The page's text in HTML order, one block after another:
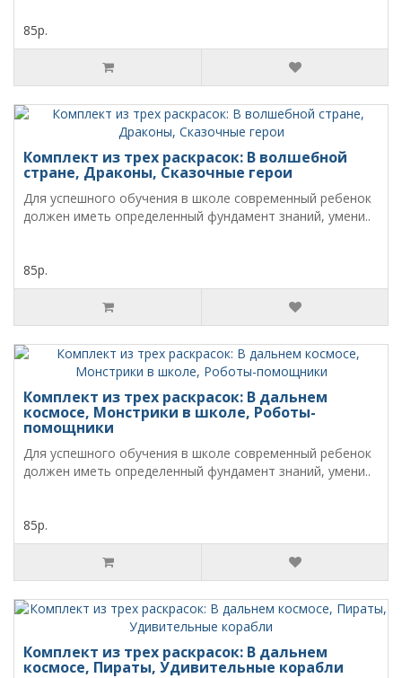
85р.
Комплект из трех раскрасок: В волшебной
стране, Драконы, Сказочные герои
Для успешного обучения в школе современный ребенок
должен иметь определенный фундамент знаний, умени..
85р.
Комплект из трех раскрасок: В дальнем
космосе, Монстрики в школе, Роботы-
помощники
Для успешного обучения в школе современный ребенок
должен иметь определенный фундамент знаний, умени..
85р.
Комплект из трех раскрасок: В дальнем
космосе, Пираты, Удивительные корабли